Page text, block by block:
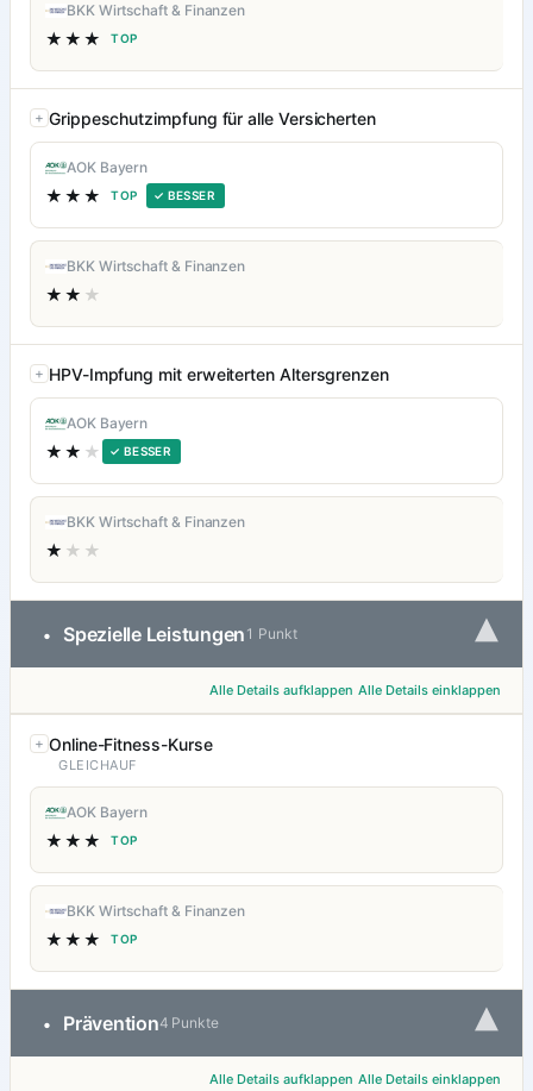
BKK Wirtschaft & Finanzen
★★★ TOP
Grippeschutzimpfung für alle Versicherten
AOK Bayern
★★★ TOP ✓ BESSER
BKK Wirtschaft & Finanzen
★★ ★
HPV-Impfung mit erweiterten Altersgrenzen
AOK Bayern
★★ ★ ✓ BESSER
BKK Wirtschaft & Finanzen
★ ★★
• Spezielle Leistungen 1 Punkt ▾
Alle Details aufklappen Alle Details einklappen
Online-Fitness-Kurse
GLEICHAUF
AOK Bayern
★★★ TOP
BKK Wirtschaft & Finanzen
★★★ TOP
• Prävention4 Punkte ▾
Alle Details aufklappen Alle Details einklappen